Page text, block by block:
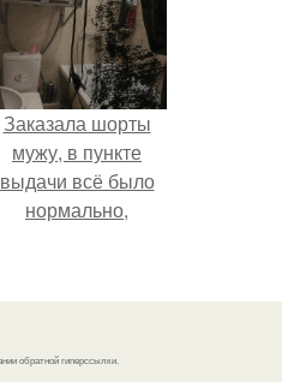
Заказала шорты
мужу, в пункте
выдачи всё было
нормально,
беды.
обратной гиперссылки.